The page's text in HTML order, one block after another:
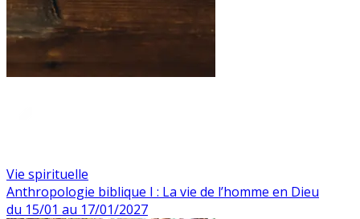
Vie spirituelle
Anthropologie biblique I : La vie de l’homme en Dieu
du 15/01 au 17/01/2027